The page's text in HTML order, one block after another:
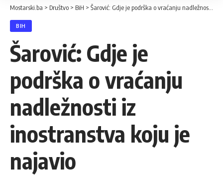
Mostarski.ba > Društvo > BiH > Šarović: Gdje je podrška o vraćanju nadležnosti iz inostranstva koju je najavio
BIH
Šarović: Gdje je
podrška o vraćanju
nadležnosti iz
inostranstva koju je
najavio